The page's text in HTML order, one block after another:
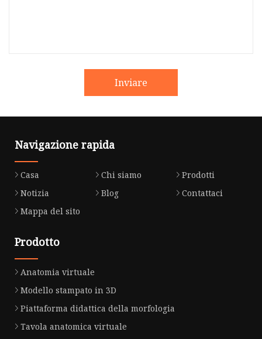
Inviare
Navigazione rapida
Casa Chi siamo
Prodotti
Notizia
Blog
Contattaci
Mappa del sito
Prodotto
Anatomia virtuale
Modello stampato in 3D
Piattaforma didattica della morfologia
Tavola anatomica virtuale